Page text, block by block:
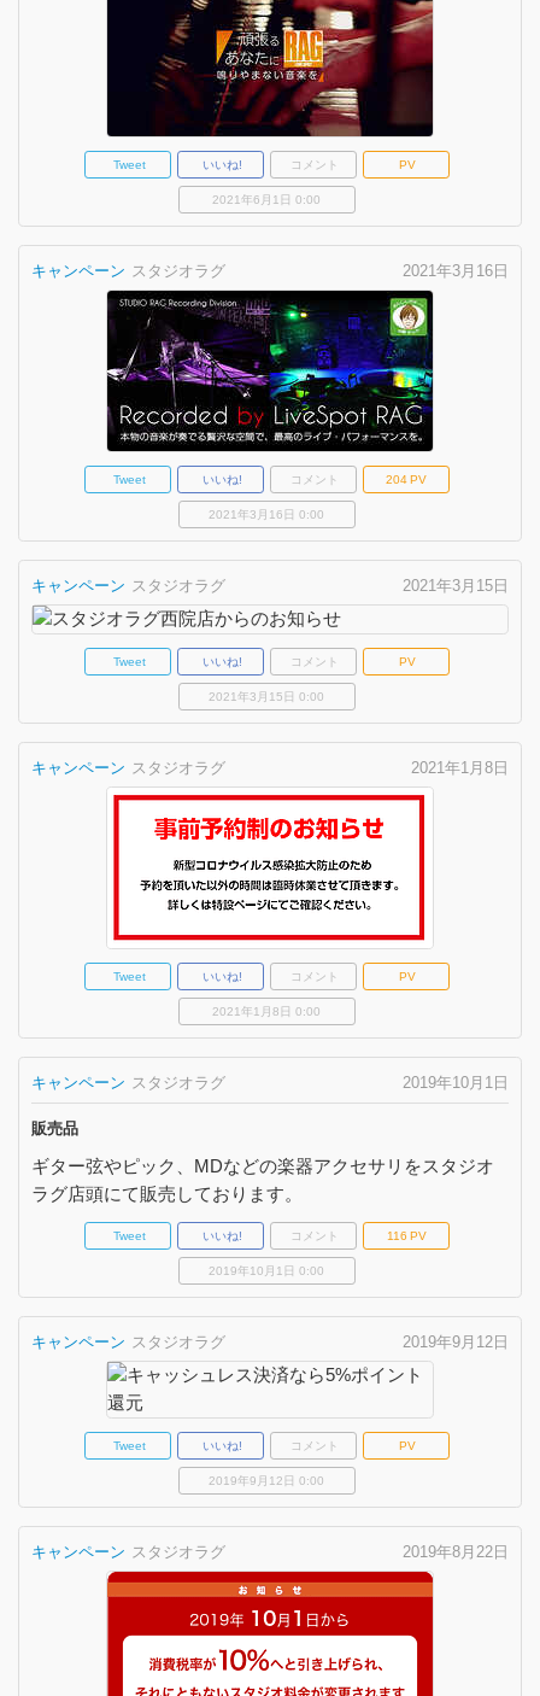
Tweet いいね! コメント PV
2021年6月1日 0:00
キャンペーン 2021年3月16日
スタジオラグ
Tweet いいね! コメント 204PV
2021年3月16日 0:00
キャンペーン 2021年3月15日
スタジオラグ
Tweet いいね! コメント PV
2021年3月15日 0:00
キャンペーン 2021年1月8日
スタジオラグ
Tweet いいね! コメント PV
2021年1月8日 0:00
キャンペーン 2019年10月1日
スタジオラグ
販売品
ギター弦やピック、MDなどの楽器アクセサリをスタジオ
ラグ店頭にて販売しております。
Tweet いいね! コメント 116 PV
2019年10月1日 0:00
キャンペーン 2019年9月12日
スタジオラグ
Tweet いいね! コメント PV
2019年9月12日 0:00
キャンペーン 2019年8月22日
スタジオラグ